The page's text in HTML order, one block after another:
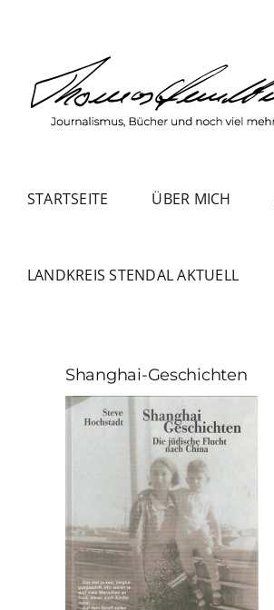
springen
STARTSEITE ÜBER MICH
LANDKREIS STENDAL AKTUELL
Shanghai-Geschichten